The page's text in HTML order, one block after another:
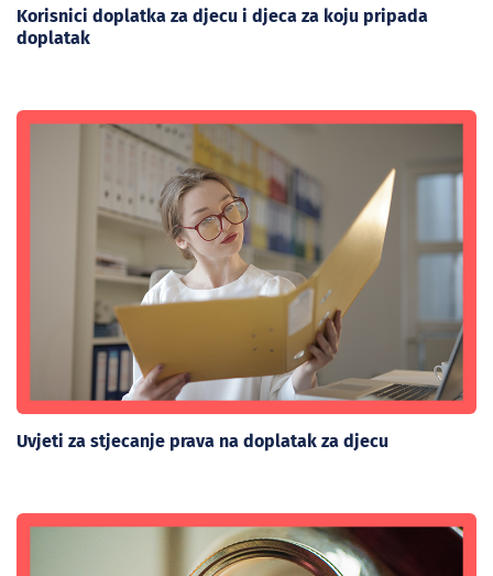
Korisnici doplatka za djecu i djeca za koju pripada
doplatak
Uvjeti za stjecanje prava na doplatak za djecu